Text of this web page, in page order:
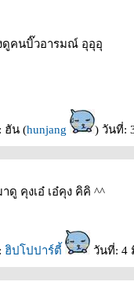
ดูคนบิ๊วอารมณ์ อุอุอุ
น (hunjang ) วันที่:
ดู คุงเอ๋ เอ๋คุง คิคิ ^^
ฮิปโปปาร์ตี้ วันที่: 4